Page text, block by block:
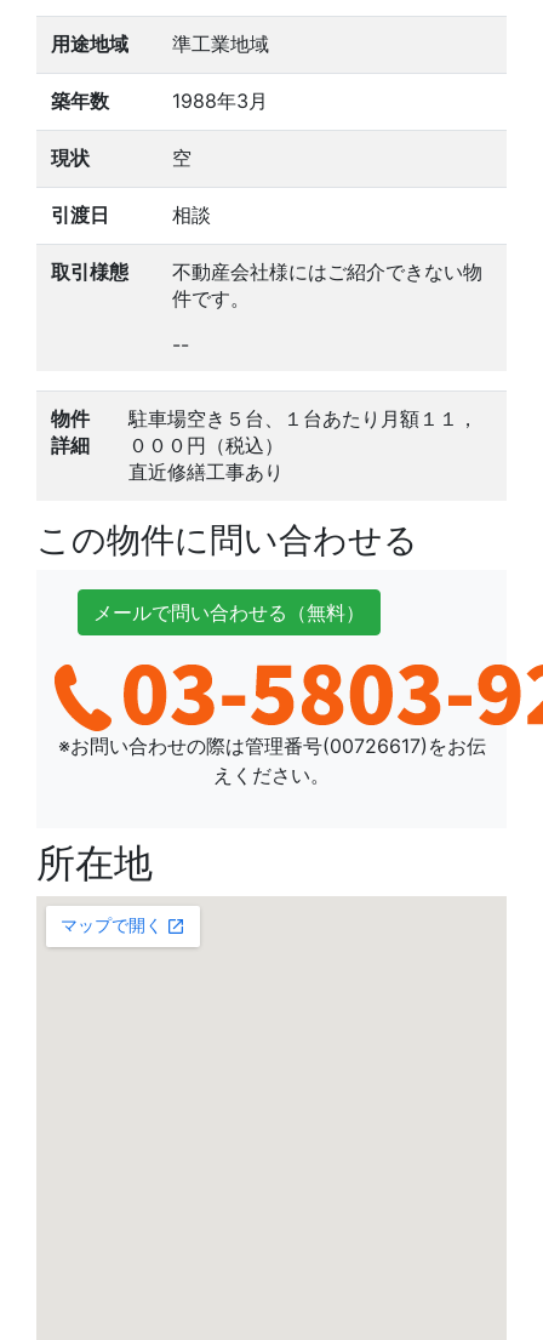
用途地域 準工業地域
築年数 1988年3月
現状 空
引渡日 相談
取引様態
不動産会社様にはご紹介できない物
件です。
--
物件
詳細
駐車場空き５台、１台あたり月額１１，
０００円（税込）
直近修繕工事あり
この物件に問い合わせる
メールで問い合わせる （無料）
※お問い合わせの際は管理番号(00726617)をお伝
えください。
所在地